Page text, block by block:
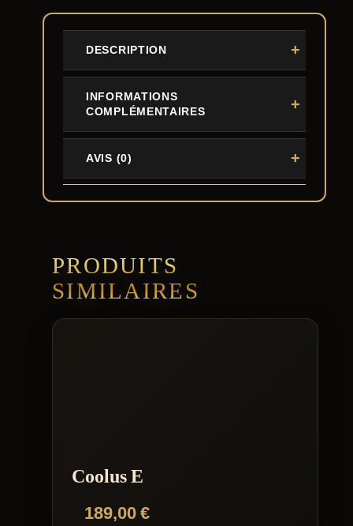
DESCRIPTION
INFORMATIONS
COMPLÉMENTAIRES
AVIS (0)
PRODUITS
SIMILAIRES
Coolus E
189,00€